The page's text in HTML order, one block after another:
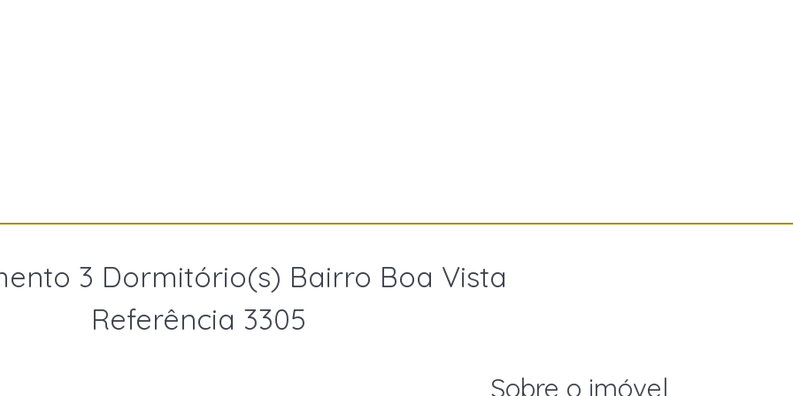
3 Dormitório(s) Bairro Boa Vista
Referência 3305
Sobre o imóvel